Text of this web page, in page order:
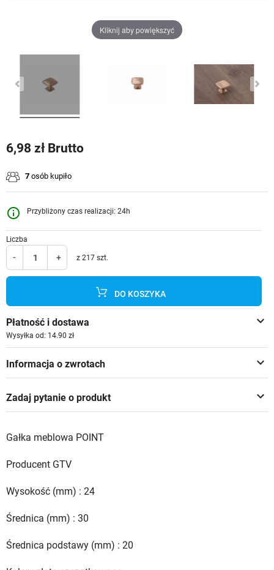
Kliknij aby powiększyć
6,98 zł Brutto
7 osób kupiło
info_outline Przybliżony czas realizacji: 24h
Liczba
- + z 217 szt.
DO KOSZYKA
keyboard_arrow_down
Płatność i dostawa
Wysyłka od: 14.90 zł
keyboard_arrow_down
Informacja o zwrotach
keyboard_arrow_down
Zadaj pytanie o produkt
Gałka meblowa POINT
Producent GTV
Wysokość (mm) : 24
Średnica (mm) : 30
Średnica podstawy (mm) : 20